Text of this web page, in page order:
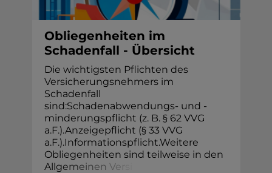
Obliegenheiten im
Schadenfall - Übersicht
Die wichtigsten Pflichten des
Versicherungsnehmers im
Schadenfall
sind:Schadenabwendungs- und -
minderungspflicht (z. B. § 62 VVG
a.F.).Anzeigepflicht (§ 33 VVG
a.F.).Informationspflicht.Weitere
Obliegenheiten sind teilweise in den
Allgemeinen Ver